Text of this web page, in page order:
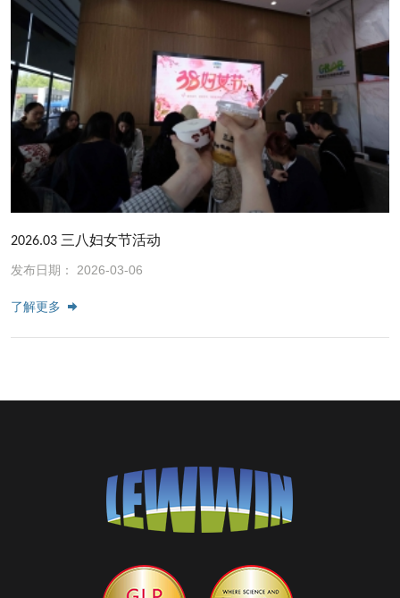
2026.03 三八妇女节活动
发布日期： 2026-03-06
了解更多